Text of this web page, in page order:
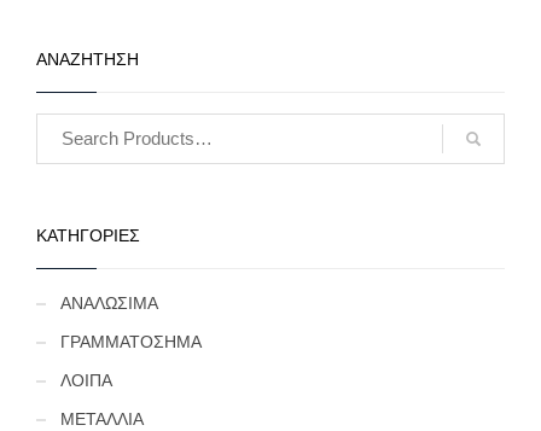
ΑΝΑΖΗΤΗΣΗ
ΚΑΤΗΓΟΡΙΕΣ
ΑΝΑΛΩΣΙΜΑ
ΓΡΑΜΜΑΤΟΣΗΜΑ
ΛΟΙΠΑ
ΜΕΤΑΛΛΙΑ